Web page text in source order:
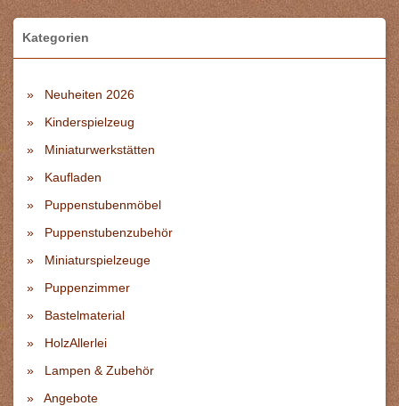
Kategorien
Neuheiten 2026
Kinderspielzeug
Miniaturwerkstätten
Kaufladen
Puppenstubenmöbel
Puppenstubenzubehör
Miniaturspielzeuge
Puppenzimmer
Bastelmaterial
HolzAllerlei
Lampen & Zubehör
Angebote